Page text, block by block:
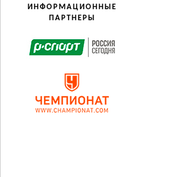
ИНФОРМАЦИОННЫЕ
ПАРТНЕРЫ